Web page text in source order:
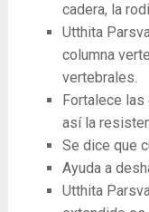
cadera, la
Utthita
columna
vertebrales.
Fortalece las
así la
Se dice que
Ayuda a
Utthita